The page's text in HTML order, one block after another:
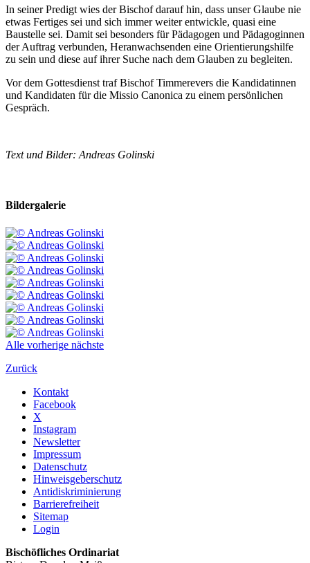
In seiner Predigt wies der Bischof darauf hin, dass unser Glaube nie
etwas Fertiges sei und sich immer weiter entwickle, quasi eine
Baustelle sei. Damit sei besonders für Pädagogen und Pädagoginnen
der Auftrag verbunden, Heranwachsenden eine Orientierungshilfe
zu sein und diese auf ihrer Suche nach dem Glauben zu begleiten.
Vor dem Gottesdienst traf Bischof Timmerevers die Kandidatinnen
und Kandidaten für die Missio Canonica zu einem persönlichen
Gespräch.
Text und Bilder: Andreas Golinski
Bildergalerie
Alle vorherige nächste
Zurück
Kontakt
Facebook
X
Instagram
Newsletter
Impressum
Datenschutz
Hinweisgeberschutz
Antidiskriminierung
Barrierefreiheit
Sitemap
Login
Bischöfliches Ordinariat